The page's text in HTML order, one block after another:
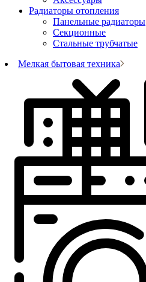
Радиаторы отопления
Панельные радиаторы
Секционные
Стальные трубчатые
Мелкая бытовая техника